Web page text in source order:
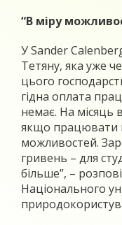
“В міру
У Sander
Тетяну, яка уже
цього
гідна оплата
немає. На місяць
якщо працювати
можливостей.
гривень – для
більше”, –
Національного